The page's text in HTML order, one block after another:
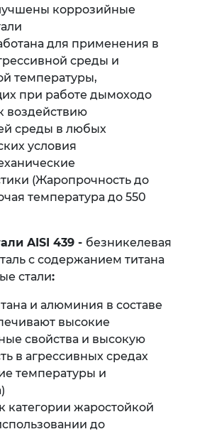
коррозийные
для применения в
среды и
температуры,
при работе дымоходо
воздействию
среды в любых
условия
(Жаропрочность до
температура до 550
AISI 439 - безникелевая
с содержанием титана
стали:
и алюминия в составе
высокие
свойства и высокую
в агрессивных средах
температуры и
категории жаростойкой
до